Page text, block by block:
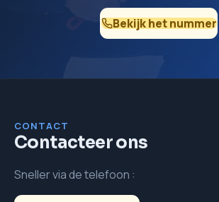
Bekijk het nummer
CONTACT
Contacteer ons
Sneller via de telefoon :